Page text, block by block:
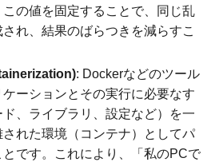
の値を固定することで、同じ乱
れ、結果のばらつきを減らすこ
: Dockerなどのツール
ーションとその実行に必要なす
、ライブラリ、設定など）を一
れた環境（コンテナ）としてパ
です。これにより、「私のPCで